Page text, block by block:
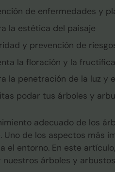
de enfermedades y
la estética del paisaje
y prevención de
la floración y la
la penetración de la luz y
podar tus árboles y
adecuado de los
Uno de los aspectos más
el entorno. En este
nuestros árboles y